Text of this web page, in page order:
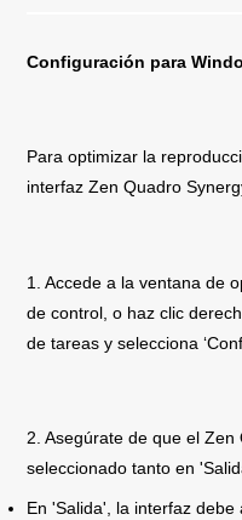
Configuración para
Para optimizar la
interfaz Zen Quadro
1. Accede a la ventana de
de control, o haz clic
de tareas y selecciona
2. Asegúrate de que el
seleccionado tanto en
En 'Salida', la interfaz